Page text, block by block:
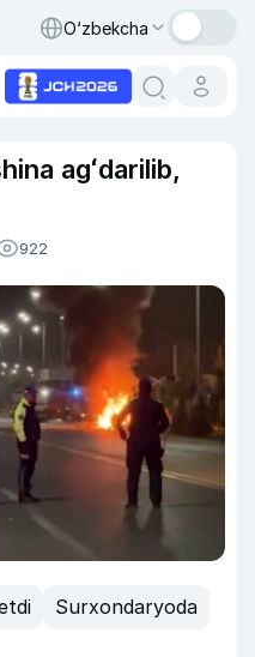
O‘zbekcha
agʻdarilib,
922
Surxondaryoda